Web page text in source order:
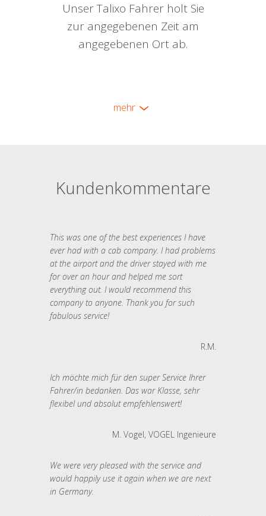
Unser Talixo Fahrer holt Sie
zur angegebenen Zeit am
angegebenen Ort ab.
mehr
Kundenkommentare
This was one of the best experiences I have
ever had with a cab company. I had problems
at the airport and the driver stayed with me
for over an hour and helped me sort
everything out. I would recommend this
company to anyone. Thank you for such
fabulous service!
R.M.
Ich möchte mich für den super Service Ihrer
Fahrer/in bedanken. Das war Klasse, sehr
flexibel und absolut empfehlenswert!
M. Vogel, VOGEL Ingenieure
We were very pleased with the service and
would happily use it again when we are next
in Germany.